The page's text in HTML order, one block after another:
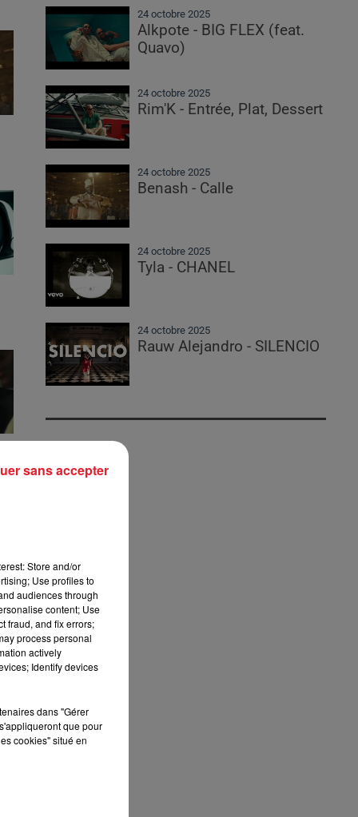
24 octobre 2025
Alkpote - BIG FLEX (feat.
Quavo)
24 octobre 2025
Rim'K - Entrée, Plat, Dessert
24 octobre 2025
Benash - Calle
24 octobre 2025
Tyla - CHANEL
24 octobre 2025
Rauw Alejandro - SILENCIO
Store and/or
Use profiles to
audiences through
content; Use
fraud, and fix errors;
process personal
actively
Identify devices
dans "Gérer
que pour
cookies" situé en
sans accepter